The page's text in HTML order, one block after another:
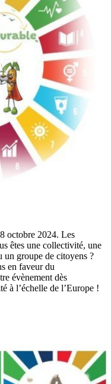
octobre 2024. Les
êtes une collectivité, une
un groupe de citoyens ?
en faveur du
évènement dès
à l’échelle de l’Europe !